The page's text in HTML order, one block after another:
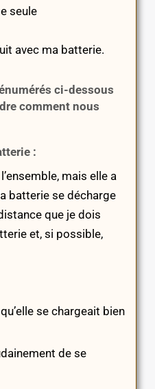
seule
avec ma batterie.
ci-dessous
comment nous
:
mais elle a
batterie se décharge
que je dois
et, si possible,
se chargeait bien
de se